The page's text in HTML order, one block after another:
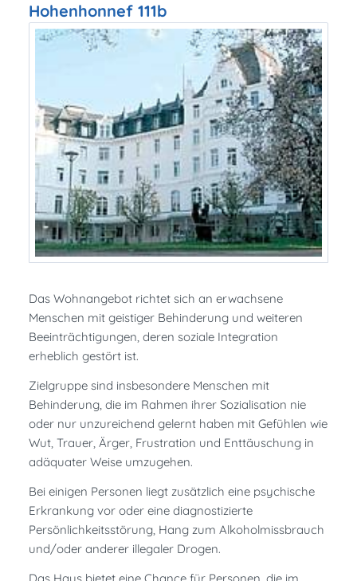
Hohenhonnef 111b
Das Wohnangebot richtet sich an erwachsene
Menschen mit geistiger Behinderung und weiteren
Beeinträchtigungen, deren soziale Integration
erheblich gestört ist.
Zielgruppe sind insbesondere Menschen mit
Behinderung, die im Rahmen ihrer Sozialisation nie
oder nur unzureichend gelernt haben mit Gefühlen wie
Wut, Trauer, Ärger, Frustration und Enttäuschung in
adäquater Weise umzugehen.
Bei einigen Personen liegt zusätzlich eine psychische
Erkrankung vor oder eine diagnostizierte
Persönlichkeitsstörung, Hang zum Alkoholmissbrauch
und/oder anderer illegaler Drogen.